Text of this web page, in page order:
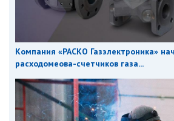
Компания «РАСКО Газэлектроника»
расходомеова-счетчиков газа...